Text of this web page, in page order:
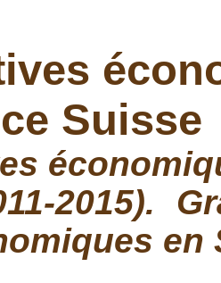
Suisse
2015).
en